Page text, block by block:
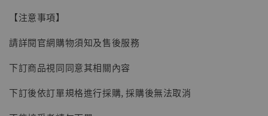
【注意事項】
請詳閱官網購物須知及售後服務
下訂商品視同同意其相關內容
下訂後依訂單規格進行採購, 採購後無法取消